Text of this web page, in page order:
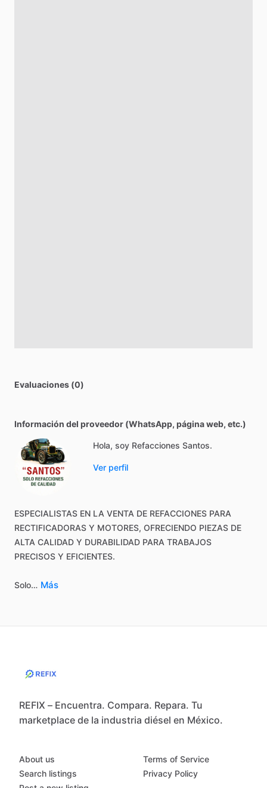
Evaluaciones (0)
Información del proveedor (WhatsApp, página web, etc.)
Hola, soy Refacciones Santos.
Ver perfil
ESPECIALISTAS EN LA VENTA DE REFACCIONES PARA
RECTIFICADORAS Y MOTORES, OFRECIENDO PIEZAS DE
ALTA CALIDAD Y DURABILIDAD PARA TRABAJOS
PRECISOS Y EFICIENTES.
Solo… Más
REFIX – Encuentra. Compara. Repara. Tu
marketplace de la industria diésel en México.
About us
Search listings
Terms of Service
Privacy Policy